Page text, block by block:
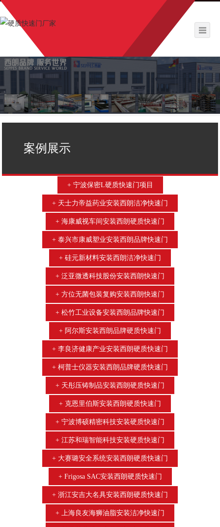
案例展示
宁波保密L硬质快速门项目
天士力帝益药业安装西朗洁净快速门
海康威视车间安装西朗硬质快速门
泰兴市康威塑业安装西朗品牌快速门
硅元新材料安装西朗洁净快速门
泛亚微透科技股份安装西朗快速门
方位无菌包装复购安装西朗快速门
松竹工业设备安装西朗品牌快速门
阿尔斯安装西朗品牌硬质快速门
李良济健康产业安装西朗硬质快速门
柯普士仪器安装西朗品牌硬质快速门
天彤压铸制品安装西朗硬质快速门
克恩里伯斯安装西朗硬质快速门
宁波博硕精密科技安装硬质快速门
江苏和瑞智能科技安装硬质快速门
大赛璐安全系统安装西朗硬质快速门
Frigosa SAC安装西朗硬质快速门
浙江安吉大名具安装西朗硬质快速门
上海良友海狮油脂安装洁净快速门